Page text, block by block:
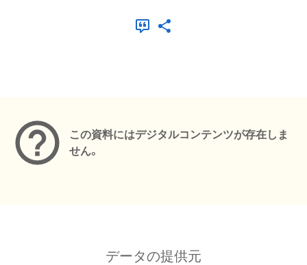
この資料にはデジタルコンテンツが存在しま
せん。
データの提供元